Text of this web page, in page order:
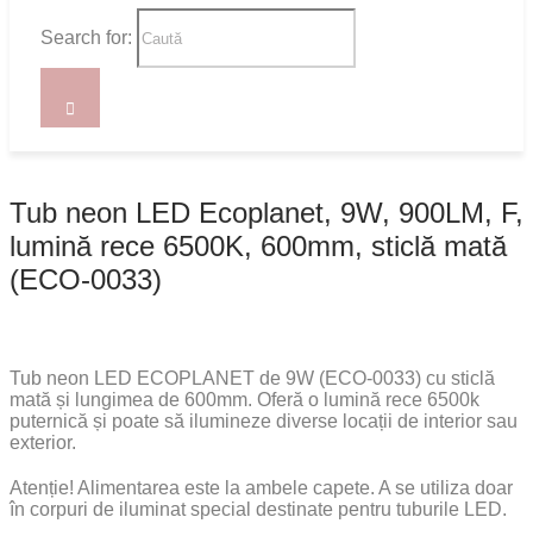
Search for:
Tub neon LED Ecoplanet, 9W, 900LM, F,
lumină rece 6500K, 600mm, sticlă mată
(ECO-0033)
Tub neon LED ECOPLANET de 9W (ECO-0033) cu sticlă
mată și lungimea de 600mm. Oferă o lumină rece 6500k
puternică și poate să ilumineze diverse locații de interior sau
exterior.
Atenție! Alimentarea este la ambele capete. A se utiliza doar
în corpuri de iluminat special destinate pentru tuburile LED.